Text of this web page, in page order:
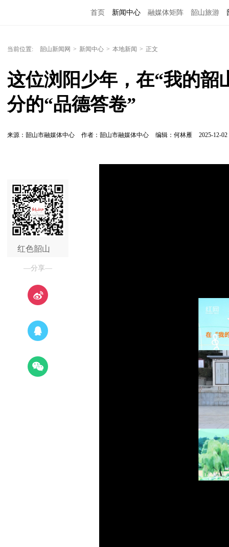
首页 新闻中心 融媒体矩阵 韶山旅游
当前位置: 韶山新闻网 > 新闻中心 > 本地新闻 > 正文
这位浏阳少年，在“我的韶
分的“品德答卷”
来源：韶山市融媒体中心 作者：韶山市融媒体中心 编辑：何林雁 2025-12-02
红色韶山
—分享—